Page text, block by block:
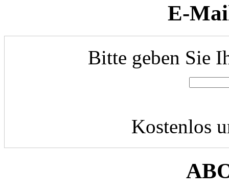
E-
Bitte geben Sie
Kostenlos